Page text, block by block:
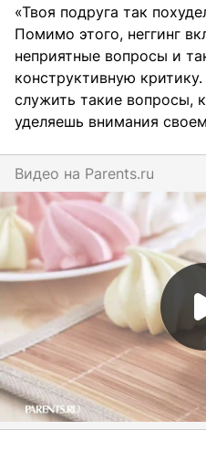
«Твоя подруга так
Помимо этого, неггинг
неприятные вопросы и
конструктивную
служить такие вопросы,
уделяешь внимания
Видео на parents.ru